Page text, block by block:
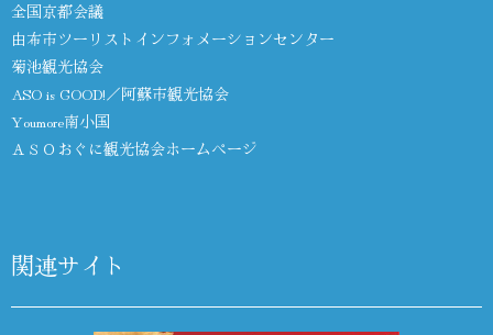
全国京都会議
由布市ツーリストインフォメーションセンター
菊池観光協会
ASO is GOOD!／阿蘇市観光協会
Youmore南小国
ＡＳＯおぐに観光協会ホームページ
関連サイト